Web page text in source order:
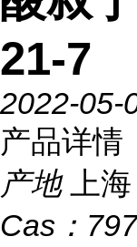
21-7
2022-05-
产品详情
产地
上海
Cas：